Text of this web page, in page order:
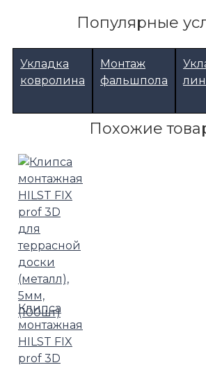
Популярные
Укладка
ковролина
Монтаж
фальшпола
Похожие
Клипса
монтажная
HILST FIX
prof 3D